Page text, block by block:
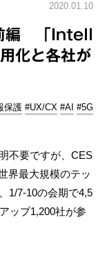
2020.01.10
編 「Intell
化と各社が
保護 #UX/CX #AI #5G
不要ですが、CES
界最大規模のテッ
1/7-10の会期で4,5
ップ1,200社が参